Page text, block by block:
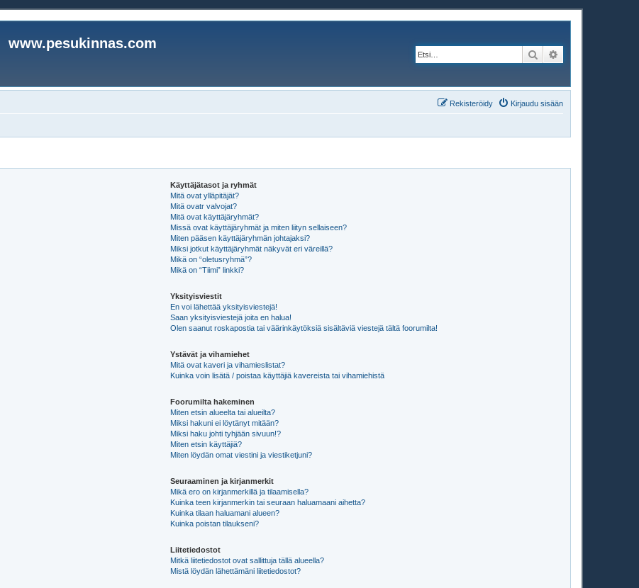
www.pesukinnas.com
Etsi
Kirjaudu sisään
Rekisteröidy
Käyttäjätasot ja ryhmät
Mitä ovat ylläpitäjät?
Mitä ovatr valvojat?
Mitä ovat käyttäjäryhmät?
Missä ovat käyttäjäryhmät ja miten liityn sellaiseen?
Miten pääsen käyttäjäryhmän johtajaksi?
Miksi jotkut käyttäjäryhmät näkyvät eri väreillä?
Mikä on “oletusryhmä”?
Mikä on “Tiimi” linkki?
Yksityisviestit
En voi lähettää yksityisviestejä!
Saan yksityisviestejä joita en halua!
Olen saanut roskapostia tai väärinkäytöksiä sisältäviä viestejä tältä foorumilta!
Ystävät ja vihamiehet
Mitä ovat kaveri ja vihamieslistat?
Kuinka voin lisätä / poistaa käyttäjiä kavereista tai vihamiehistä
Foorumilta hakeminen
Miten etsin alueelta tai alueilta?
Miksi hakuni ei löytänyt mitään?
Miksi haku johti tyhjään sivuun!?
Miten etsin käyttäjiä?
Miten löydän omat viestini ja viestiketjuni?
Seuraaminen ja kirjanmerkit
Mikä ero on kirjanmerkillä ja tilaamisella?
Kuinka teen kirjanmerkin tai seuraan haluamaani aihetta?
Kuinka tilaan haluamani alueen?
Kuinka poistan tilaukseni?
Liitetiedostot
Mitkä liitetiedostot ovat sallittuja tällä alueella?
Mistä löydän lähettämäni liitetiedostot?